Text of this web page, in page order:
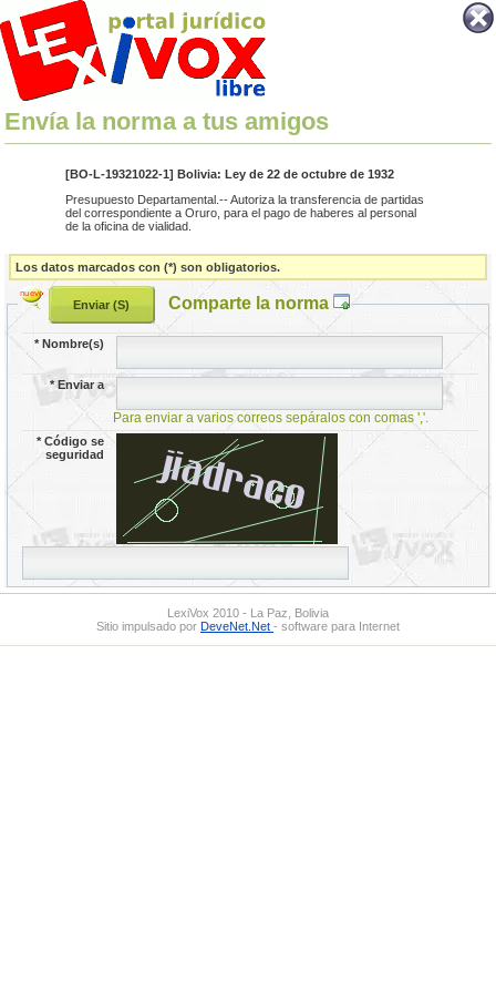
Envía la norma a tus amigos
[BO-L-19321022-1] Bolivia: Ley de 22 de octubre de 1932
Presupuesto Departamental.-- Autoriza la transferencia de partidas
del correspondiente a Oruro, para el pago de haberes al personal
de la oficina de vialidad.
Los datos marcados con (*) son obligatorios.
Comparte la norma
*Nombre(s)
*Enviar a
Para enviar a varios correos sepáralos con comas ','.
*Código se
seguridad
LexiVox 2010 - La Paz, Bolivia
Sitio impulsado por DeveNet.Net - software para Internet